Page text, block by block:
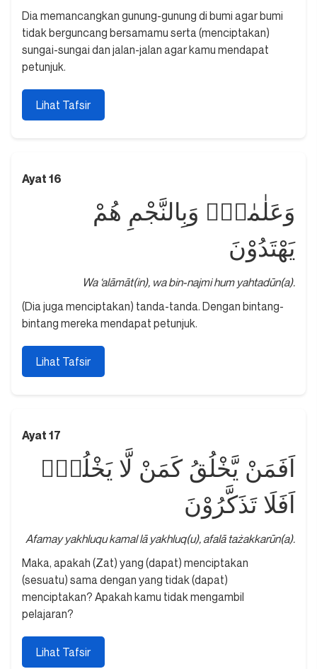
Dia memancangkan gunung-gunung di bumi agar bumi
tidak berguncang bersamamu serta (menciptakan)
sungai-sungai dan jalan-jalan agar kamu mendapat
petunjuk.
Lihat Tafsir
Ayat 16
وَعَلٰمٰتٍۗ وَبِالنَّجْمِ هُمْ
يَهْتَدُوْنَ
Wa ‘alāmāt(in), wa bin-najmi hum yahtadūn(a).
(Dia juga menciptakan) tanda-tanda. Dengan bintang-
bintang mereka mendapat petunjuk.
Lihat Tafsir
Ayat 17
اَفَمَنْ يَّخْلُقُ كَمَنْ لَّا يَخْلُقُۗ
اَفَلَا تَذَكَّرُوْنَ
Afamay yakhluqu kamal lā yakhluq(u), afalā tażakkarūn(a).
Maka, apakah (Zat) yang (dapat) menciptakan
(sesuatu) sama dengan yang tidak (dapat)
menciptakan? Apakah kamu tidak mengambil
pelajaran?
Lihat Tafsir